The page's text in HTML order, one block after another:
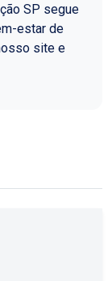
SP segue
estar de
site e